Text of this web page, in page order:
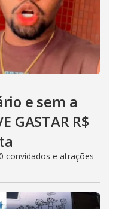
e sem a
GASTAR R$
convidados e atrações